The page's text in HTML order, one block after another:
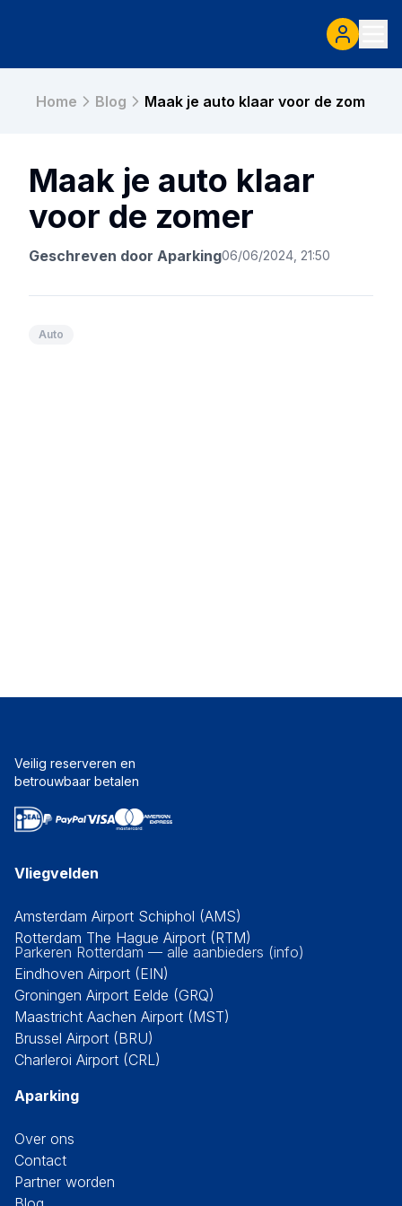
Home Blog Maak je auto klaar voor de zomer
Maak je auto klaar
voor de zomer
Geschreven door Aparking06/06/2024, 21:50
Auto
Veilig reserveren en
betrouwbaar betalen
Vliegvelden
Amsterdam Airport Schiphol (AMS)
Rotterdam The Hague Airport (RTM)
Parkeren Rotterdam — alle aanbieders (info)
Eindhoven Airport (EIN)
Groningen Airport Eelde (GRQ)
Maastricht Aachen Airport (MST)
Brussel Airport (BRU)
Charleroi Airport (CRL)
Aparking
Over ons
Contact
Partner worden